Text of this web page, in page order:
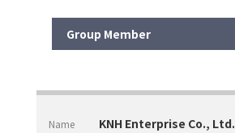
Group Member
Name
KNH Enterprise Co., Ltd.